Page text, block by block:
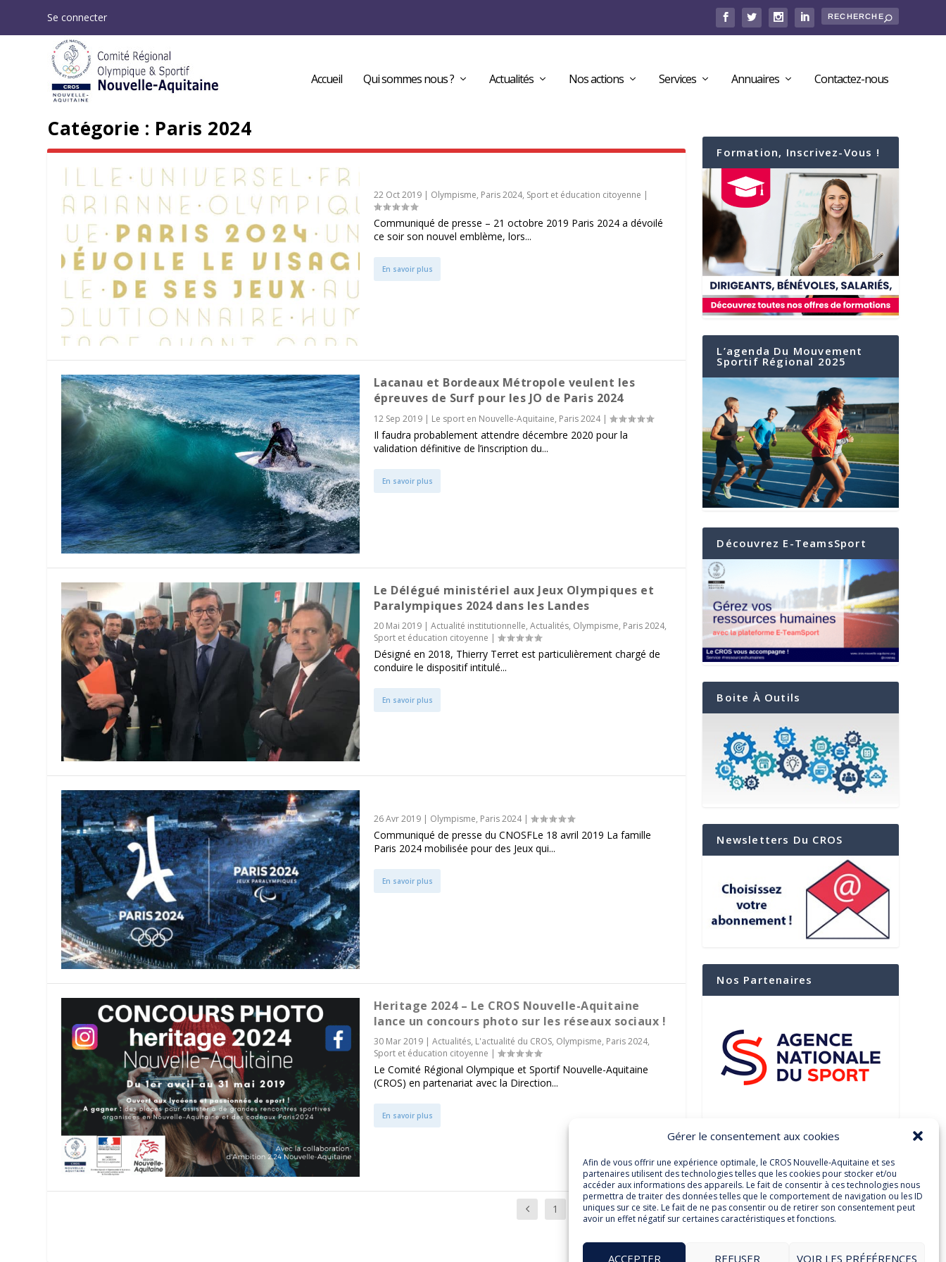
Gérer le consentement aux cookies
Afin de vous offrir une expérience optimale, le CROS Nouvelle-Aquitaine et ses
partenaires utilisent des technologies telles que les cookies pour stocker et/ou
accéder aux informations des appareils. Le fait de consentir à ces technologies nous
permettra de traiter des données telles que le comportement de navigation ou les ID
uniques sur ce site. Le fait de ne pas consentir ou de retirer son consentement peut
avoir un effet négatif sur certaines caractéristiques et fonctions.
ACCEPTER REFUSER VOIR LES PRÉFÉRENCES
Se connecter
Accueil Qui sommes nous ? Actualités Nos actions Services Annuaires Contactez-nous
Catégorie : Paris 2024
22 Oct 2019| Olympisme, Paris 2024, Sport et éducation citoyenne |
Communiqué de presse – 21 octobre 2019 Paris 2024 a dévoilé
ce soir son nouvel emblème, lors...
En savoir plus
Lacanau et Bordeaux Métropole veulent les
épreuves de Surf pour les JO de Paris 2024
12 Sep 2019| Le sport en Nouvelle-Aquitaine, Paris 2024|
Il faudra probablement attendre décembre 2020 pour la
validation définitive de l’inscription du...
En savoir plus
Le Délégué ministériel aux Jeux Olympiques et
Paralympiques 2024 dans les Landes
20 Mai 2019| Actualité institutionnelle, Actualités, Olympisme, Paris 2024,
Sport et éducation citoyenne |
Désigné en 2018, Thierry Terret est particulièrement chargé de
conduire le dispositif intitulé...
En savoir plus
26 Avr 2019| Olympisme, Paris 2024|
Communiqué de presse du CNOSFLe 18 avril 2019 La famille
Paris 2024 mobilisée pour des Jeux qui...
En savoir plus
Heritage 2024 – Le CROS Nouvelle-Aquitaine
lance un concours photo sur les réseaux sociaux !
30 Mar 2019| Actualités, L'actualité du CROS, Olympisme, Paris 2024,
Sport et éducation citoyenne |
Le Comité Régional Olympique et Sportif Nouvelle-Aquitaine
(CROS) en partenariat avec la Direction...
En savoir plus
1 … 6 7 8
Formation, Inscrivez-Vous !
L’agenda Du Mouvement
Sportif Régional 2025
Découvrez E-TeamsSport
Boite À Outils
Newsletters Du CROS
Nos Partenaires
Réseaux Sociaux
Facebook